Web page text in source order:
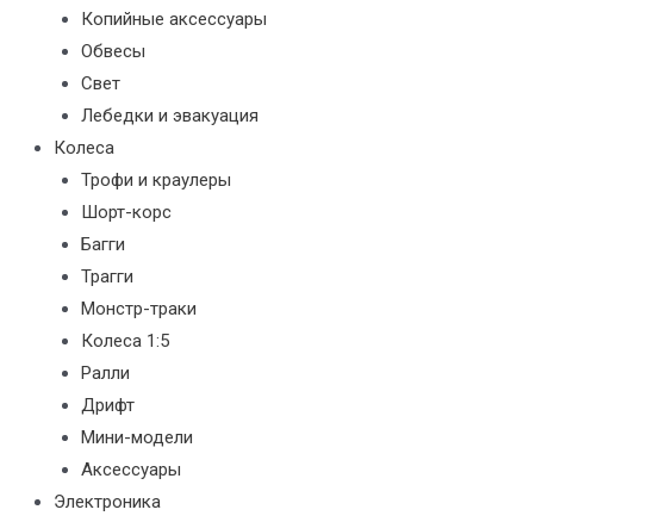
Копийные аксессуары
Обвесы
Свет
Лебедки и эвакуация
Колеса
Трофи и краулеры
Шорт-корс
Багги
Трагги
Монстр-траки
Колеса 1:5
Ралли
Дрифт
Мини-модели
Аксессуары
Электроника